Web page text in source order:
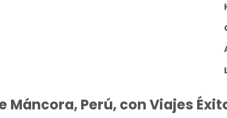
Máncora, Perú, con Viajes